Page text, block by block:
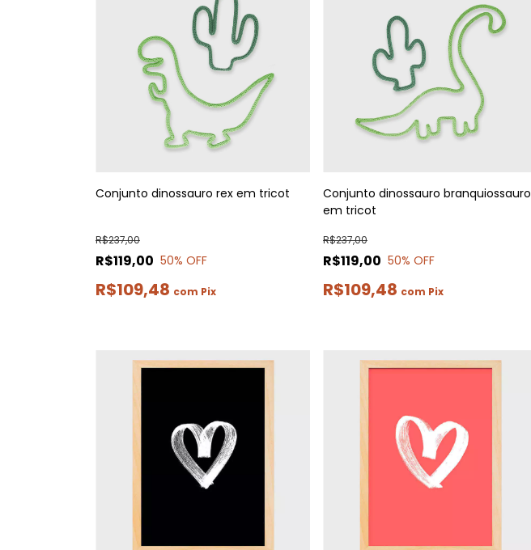
Conjunto dinossauro rex em tricot
R$119,00
R$237,00
50% OFF
R$109,48 com Pix
Conjunto dinossauro branquiossauro
em tricot
R$119,00
R$237,00
50% OFF
R$109,48 com Pix